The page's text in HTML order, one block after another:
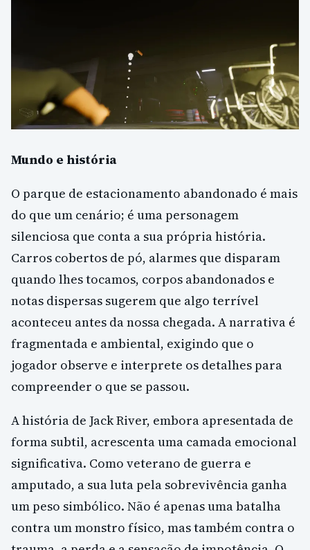
Mundo e história
O parque de estacionamento abandonado é mais
do que um cenário; é uma personagem
silenciosa que conta a sua própria história.
Carros cobertos de pó, alarmes que disparam
quando lhes tocamos, corpos abandonados e
notas dispersas sugerem que algo terrível
aconteceu antes da nossa chegada. A narrativa é
fragmentada e ambiental, exigindo que o
jogador observe e interprete os detalhes para
compreender o que se passou.
A história de Jack River, embora apresentada de
forma subtil, acrescenta uma camada emocional
significativa. Como veterano de guerra e
amputado, a sua luta pela sobrevivência ganha
um peso simbólico. Não é apenas uma batalha
contra um monstro físico, mas também contra o